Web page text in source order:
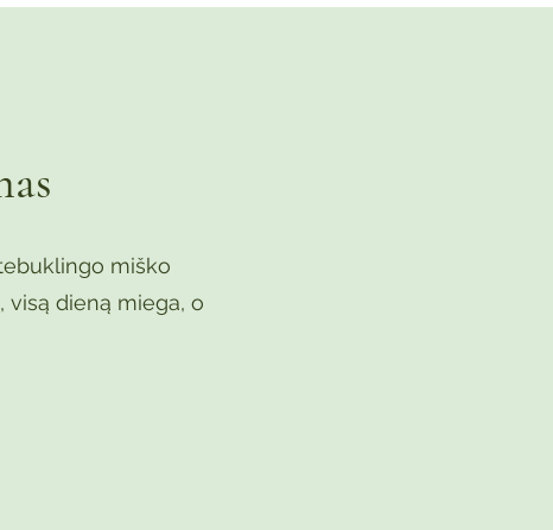
miško
visą dieną miega, o